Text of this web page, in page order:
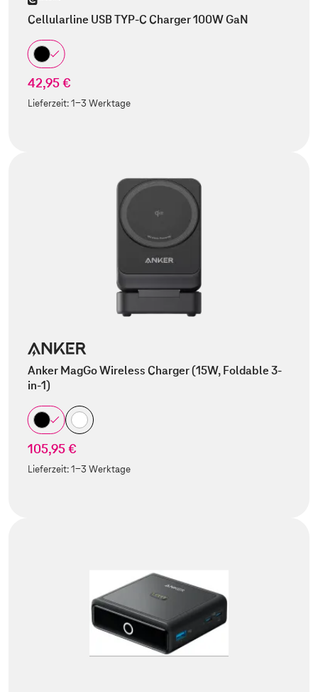
Cellularline USB TYP-C Charger 100W GaN
42,95 €
Lieferzeit:1-3 Werktage
Anker MagGo Wireless Charger (15W, Foldable 3-
in-1)
105,95 €
Lieferzeit:1-3 Werktage